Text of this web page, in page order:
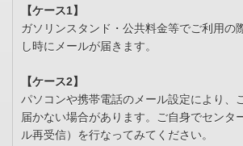
【ケース1】
ガソリンスタンド・公共料金等でご利用の
し時にメールが届きます。
【ケース2】
パソコンや携帯電話のメール設定により、
届かない場合があります。ご自身でセンタ
ル再受信）を行なってみてください。